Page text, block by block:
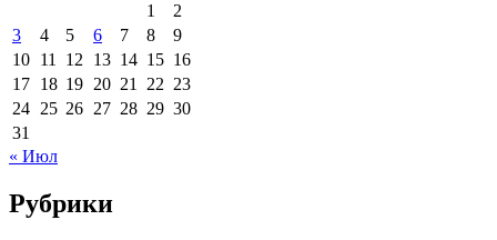
1
2
3
4 5 6 7 8
9
10 11 12 13 14 15 16
17 18 19 20 21 22 23
24 25 26 27 28 29 30
31
« Июл
Рубрики